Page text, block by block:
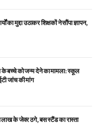
का मुद्दा उठाकर शिक्षकों ने सौंपा ज्ञापन,
के बच्चे को जन्म देने का मामला: स्कूल
जांच की मांग
लाख के जेवर ठगे, बस स्टैंड का रास्ता